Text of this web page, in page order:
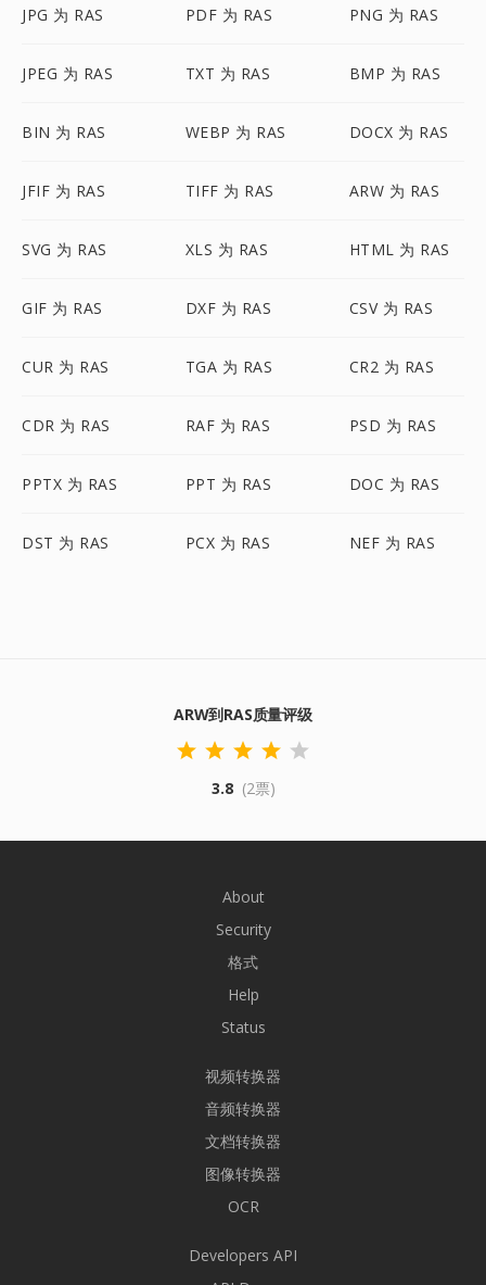
JPG 为 RAS PDF 为 RAS PNG 为 RAS
JPEG 为 RAS TXT 为 RAS BMP 为 RAS
BIN 为 RAS WEBP 为 RAS DOCX 为 RAS
JFIF 为 RAS TIFF 为 RAS ARW 为 RAS
SVG 为 RAS XLS 为 RAS HTML 为 RAS
GIF 为 RAS DXF 为 RAS CSV 为 RAS
CUR 为 RAS TGA 为 RAS CR2 为 RAS
CDR 为 RAS RAF 为 RAS PSD 为 RAS
PPTX 为 RAS PPT 为 RAS DOC 为 RAS
DST 为 RAS PCX 为 RAS NEF 为 RAS
ARW到RAS质量评级
3.8 (2票)
About
Security
格式
Help
Status
视频转换器
音频转换器
文档转换器
图像转换器
OCR
Developers API